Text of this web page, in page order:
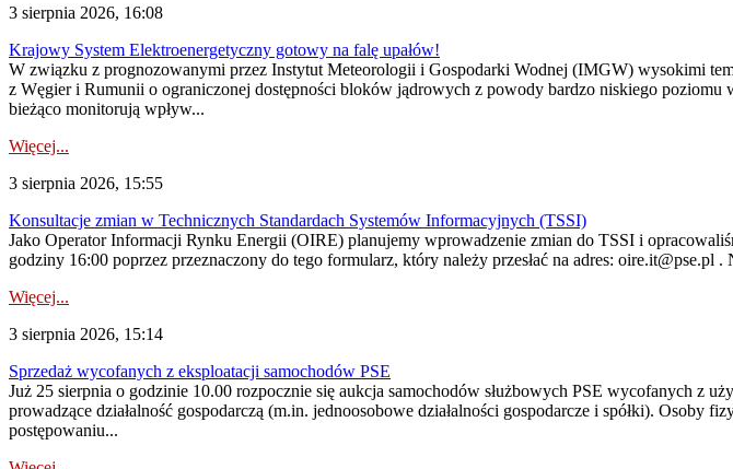
3 sierpnia 2026, 16:08
Krajowy System Elektroenergetyczny gotowy na falę upałów!
W związku z prognozowanymi przez Instytut Meteorologii i Gospodarki Wodnej (IMGW) wysokimi
z Węgier i Rumunii o ograniczonej dostępności bloków jądrowych z powody bardzo niskiego
bieżąco monitorują wpływ...
Więcej...
3 sierpnia 2026, 15:55
Konsultacje zmian w Technicznych Standardach Systemów Informacyjnych (TSSI)
Jako Operator Informacji Rynku Energii (OIRE) planujemy wprowadzenie zmian do TSSI i
godziny 16:00 poprzez przeznaczony do tego formularz, który należy przesłać na adres:
Więcej...
3 sierpnia 2026, 15:14
Sprzedaż wycofanych z eksploatacji samochodów PSE
Już 25 sierpnia o godzinie 10.00 rozpocznie się aukcja samochodów służbowych PSE wycofanych z
prowadzące działalność gospodarczą (m.in. jednoosobowe działalności gospodarcze i spółki). Osoby
postępowaniu...